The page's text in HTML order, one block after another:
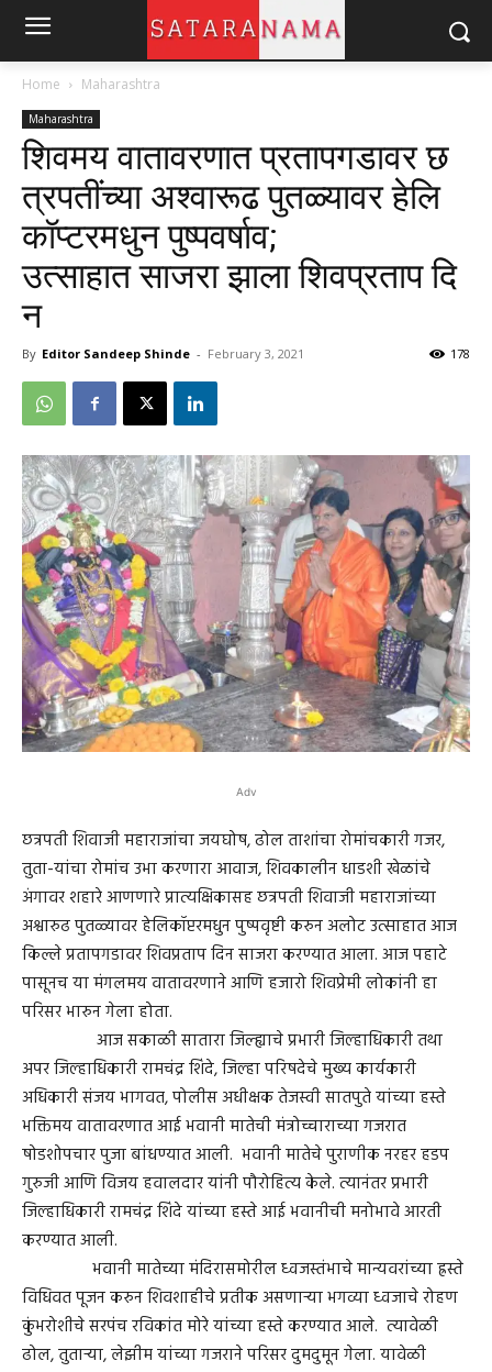
Home Maharashtra
Maharashtra
शिवमय वातावरणात प्रतापगडावर छ
त्रपतींच्या अश्वारूढ पुतळ्यावर हेलि
कॉप्टरमधुन पुष्पवर्षाव;
उत्साहात साजरा झाला शिवप्रताप दि
न
By Editor Sandeep Shinde - February 3, 2021 178
Adv
छत्रपती शिवाजी महाराजांचा जयघोष, ढोल ताशांचा रोमांचकारी गजर,
तुता-यांचा रोमांच उभा करणारा आवाज, शिवकालीन धाडशी खेळांचे
अंगावर शहारे आणणारे प्रात्यक्षिकासह छत्रपती शिवाजी महाराजांच्या
अश्वारुढ पुतळ्यावर हेलिकॉप्टरमधुन पुष्पवृष्टी करुन अलोट उत्साहात आज
किल्ले प्रतापगडावर शिवप्रताप दिन साजरा करण्यात आला. आज पहाटे
पासूनच या मंगलमय वातावरणाने आणि हजारो शिवप्रेमी लोकांनी हा
परिसर भारुन गेला होता.
आज सकाळी सातारा जिल्ह्याचे प्रभारी जिल्हाधिकारी तथा
अपर जिल्हाधिकारी रामचंद्र शिंदे, जिल्हा परिषदेचे मुख्य कार्यकारी
अधिकारी संजय भागवत, पोलीस अधीक्षक तेजस्वी सातपुते यांच्या हस्ते
भक्तिमय वातावरणात आई भवानी मातेची मंत्रोच्चाराच्या गजरात
षोडशोपचार पुजा बांधण्यात आली. भवानी मातेचे पुराणीक नरहर हडप
गुरुजी आणि विजय हवालदार यांनी पौरोहित्य केले. त्यानंतर प्रभारी
जिल्हाधिकारी रामचंद्र शिंदे यांच्या हस्ते आई भवानीची मनोभावे आरती
करण्यात आली.
भवानी मातेच्या मंदिरासमोरील ध्वजस्तंभाचे मान्यवरांच्या ह्रस्ते
विधिवत पूजन करुन शिवशाहीचे प्रतीक असणाऱ्या भगव्या ध्वजाचे रोहण
कुंभरोशीचे सरपंच रविकांत मोरे यांच्या हस्ते करण्यात आले. त्यावेळी
ढोल, तुताऱ्या, लेझीम यांच्या गजराने परिसर दुमदुमून गेला. यावेळी